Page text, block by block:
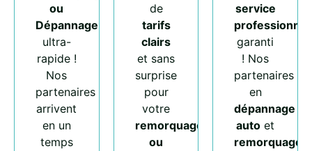
ou
Dépannage
ultra-
rapide !
Nos
partenaires
arrivent
en un
temps
de
tarifs
clairs
et sans
surprise
pour
votre
remorquage
ou
service
professionnel
garanti
! Nos
partenaires
en
dépannage
auto et
remorquage